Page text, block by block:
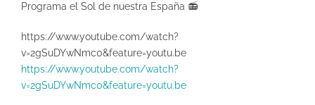
Programa el Sol de nuestra España 📻
https://www.youtube.com/watch?
v=2gSuDYwNmc0&feature=youtu.be
https://www.youtube.com/watch?
v=2gSuDYwNmc0&feature=youtu.be